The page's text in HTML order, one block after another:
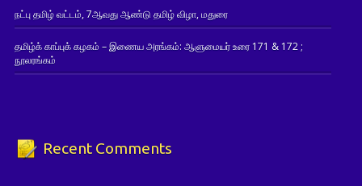
நட்பு தமிழ் வட்டம், 7ஆவது ஆண்டு தமிழ் விழா, மதுரை
தமிழ்க் காப்புக் கழகம் – இணைய அரங்கம்: ஆளுமையர் உரை 171 & 172 ;
நூலரங்கம்
Recent Comments